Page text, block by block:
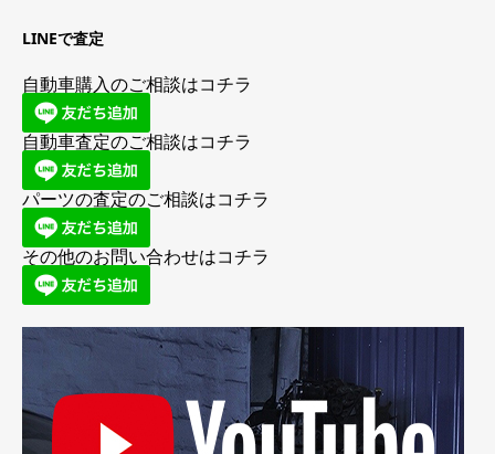
LINEで査定
自動車購入のご相談はコチラ
自動車査定のご相談はコチラ
パーツの査定のご相談はコチラ
その他のお問い合わせはコチラ